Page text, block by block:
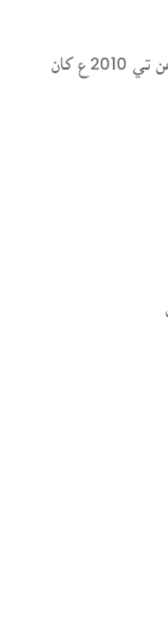
سنڌسلامت ڪتاب گهر ھڪ آن لائين لائبريري آھي، جنھن تي 2010ع کان